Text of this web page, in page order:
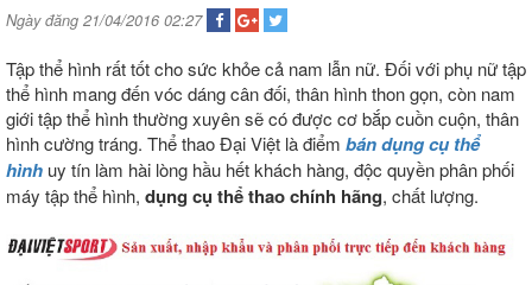
Ngày đăng 21/04/2016 02:27
Tập thể hình rất tốt cho sức khỏe cả nam lẫn nữ. Đối với phụ nữ tập
thể hình mang đến vóc dáng cân đối, thân hình thon gọn, còn nam
giới tập thể hình thường xuyên sẽ có được cơ bắp cuồn cuộn, thân
hình cường tráng. Thể thao Đại Việt là điểm bán dụng cụ thể
hình uy tín làm hài lòng hầu hết khách hàng, độc quyền phân phối
máy tập thể hình, dụng cụ thể thao chính hãng, chất lượng.